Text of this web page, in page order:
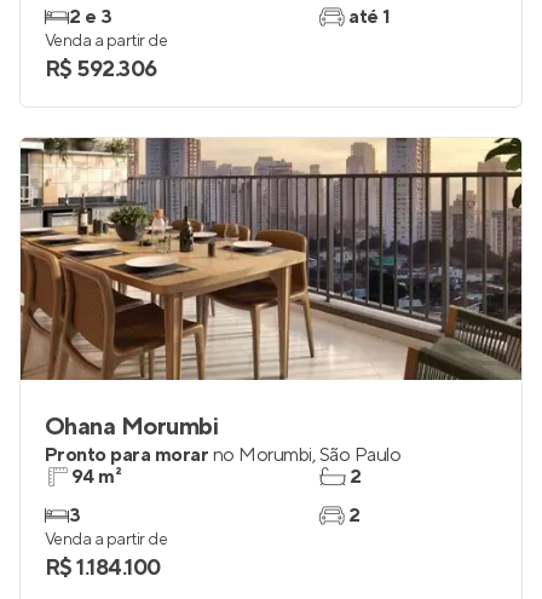
2 e 3
até 1
Venda a partir de
R$ 592.306
Ohana Morumbi
Pronto para morar no Morumbi,São Paulo
94 m²
3
2
2
Venda a partir de
R$ 1.184.100